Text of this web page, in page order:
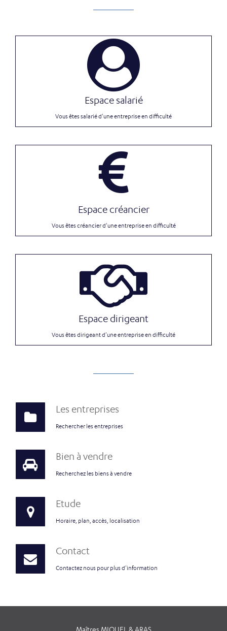
Espace salarié
Vous êtes salarié d'une entreprise en difficulté
Espace créancier
Vous êtes créancier d'une entreprise en difficulté
Espace dirigeant
Vous êtes dirigeant d'une entreprise en difficulté
Les entreprises
Rechercher les entreprises
Bien à vendre
Recherchez les biens à vendre
Etude
Horaire, plan, accès, localisation
Contact
Contactez nous pour plus d'information